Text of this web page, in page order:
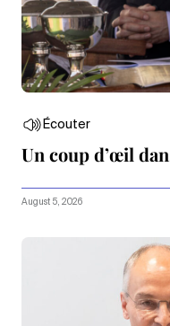
Écouter
Un coup d’œil
August 5, 2026